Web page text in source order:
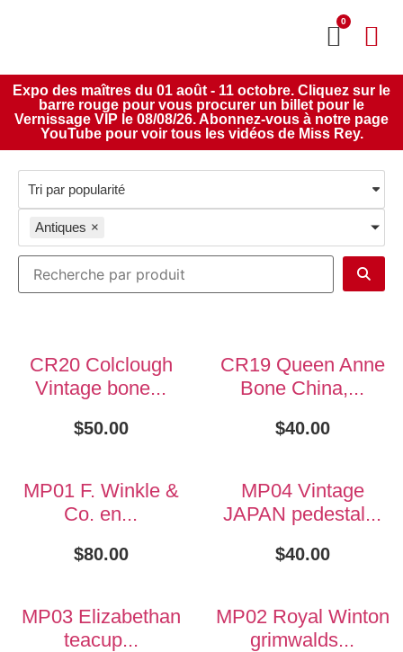
0
Expo des maîtres du 01 août - 11 octobre. Cliquez sur le
barre rouge pour vous procurer un billet pour le
Vernissage VIP le 08/08/26. Abonnez-vous à notre page
YouTube pour voir tous les vidéos de Miss Rey.
Antiques ×
CR20 Colclough
Vintage bone...
$50.00
CR19 Queen Anne
Bone China,...
$40.00
MP01 F. Winkle &
Co. en...
$80.00
MP04 Vintage
JAPAN pedestal...
$40.00
MP03 Elizabethan
teacup...
MP02 Royal Winton
grimwalds...